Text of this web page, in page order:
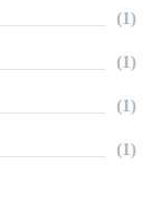
(1)
(1)
(1)
(1)